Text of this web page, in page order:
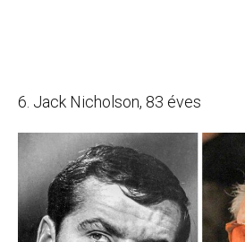
6. Jack Nicholson, 83 éves